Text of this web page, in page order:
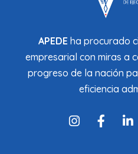
APEDEha procurado
empresarial con miras a
progreso de la nación
eficiencia